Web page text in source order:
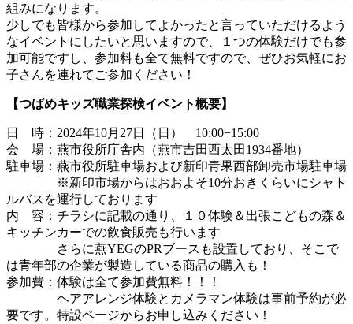
組みになります。
少しでも皆様から参加してよかったと言っていただけるよう
なイベントにしたいと思いますので、１つの体験だけでも参
加可能ですし、参加料も全て無料ですので、ぜひお気軽にお
子さんを連れてご参加ください！
【つばめキッズ職業探検イベント概要】
日 時：2024年10月27日（日） 10:00−15:00
会 場：燕市役所庁舎内（燕市吉田西太田1934番地）
駐車場：燕市役所駐車場および新印青果西部卸売市場駐車場
※新印市場からはおおよそ10分おきくらいにシャト
ルバスを運行しております
内 容：チラシに記載の通り、１０体験＆出張こどもの森＆
キッチンカーでの飲食販売も行います
さらに燕YEGのPRブースも設置しており、そこで
は青年部の企業が製造している商品の購入も！
参加費：体験は全て参加費無料！！！
ヘアアレンジ体験とカメラマン体験は事前予約が必
要です。特設ページからお申し込みください！